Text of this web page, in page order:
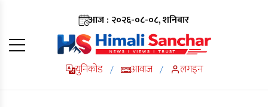
आज : २०२६-०८-०८, शनिबार
युनिकोड / आवाज / लगइन